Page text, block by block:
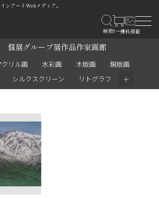
ンアートWebメディア。
個展グループ展作品作家画廊
クリル画 水彩画 木版画
銅版画
シルクスクリーン リトグラフ ＋